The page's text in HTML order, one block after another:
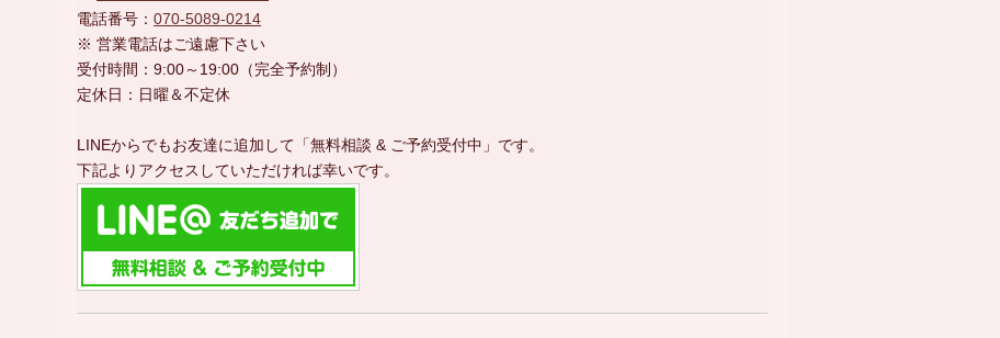
電話番号：070-5089-0214
※ 営業電話はご遠慮下さい
受付時間：9:00～19:00（完全予約制）
定休日：日曜＆不定休
LINEからでもお友達に追加して「無料相談 & ご予約受付中」です。
下記よりアクセスしていただければ幸いです。